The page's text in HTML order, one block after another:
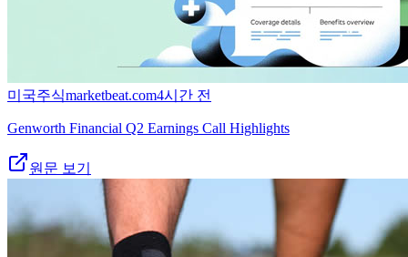
미국주식marketbeat.com4시간 전
Genworth Financial Q2 Earnings Call Highlights
원문 보기